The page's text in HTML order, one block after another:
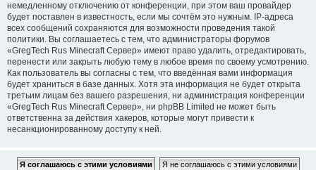
немедленному отключению от конференции, при этом ваш провайдер
будет поставлен в известность, если мы сочтём это нужным. IP-адреса
всех сообщений сохраняются для возможности проведения такой
политики. Вы соглашаетесь с тем, что администраторы форумов
«GregTech Rus Minecraft Сервер» имеют право удалить, отредактировать,
перенести или закрыть любую тему в любое время по своему усмотрению.
Как пользователь вы согласны с тем, что введённая вами информация
будет храниться в базе данных. Хотя эта информация не будет открыта
третьим лицам без вашего разрешения, ни администрация конференции
«GregTech Rus Minecraft Сервер», ни phpBB Limited не может быть
ответственна за действия хакеров, которые могут привести к
несанкционированному доступу к ней.